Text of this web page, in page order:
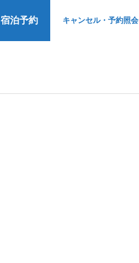
宿泊予約 キャンセル・予約照会